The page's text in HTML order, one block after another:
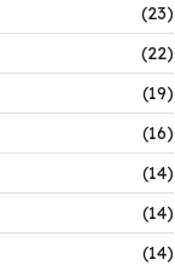
(23)
(22)
(19)
(16)
(14)
(14)
(14)